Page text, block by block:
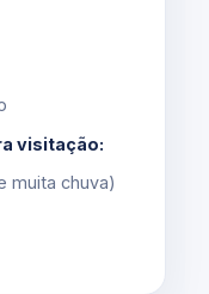
visitação:
muita chuva)